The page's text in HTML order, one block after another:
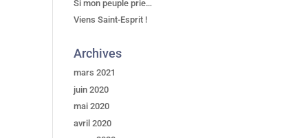
Si mon peuple prie…
Viens Saint-Esprit !
Archives
mars 2021
juin 2020
mai 2020
avril 2020